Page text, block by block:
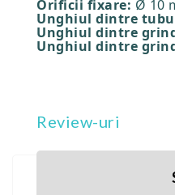
Orificii fixare: Ø 10
Unghiul dintre
Unghiul dintre
Unghiul dintre
Review-uri